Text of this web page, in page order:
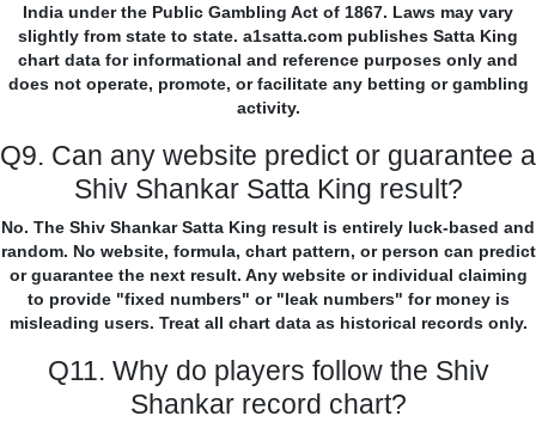
India under the Public Gambling Act of 1867. Laws may vary
slightly from state to state. a1satta.com publishes Satta King
chart data for informational and reference purposes only and
does not operate, promote, or facilitate any betting or gambling
activity.
Q9. Can any website predict or guarantee a
Shiv Shankar Satta King result?
No. The Shiv Shankar Satta King result is entirely luck-based and
random. No website, formula, chart pattern, or person can predict
or guarantee the next result. Any website or individual claiming
to provide "fixed numbers" or "leak numbers" for money is
misleading users. Treat all chart data as historical records only.
Q11. Why do players follow the Shiv
Shankar record chart?